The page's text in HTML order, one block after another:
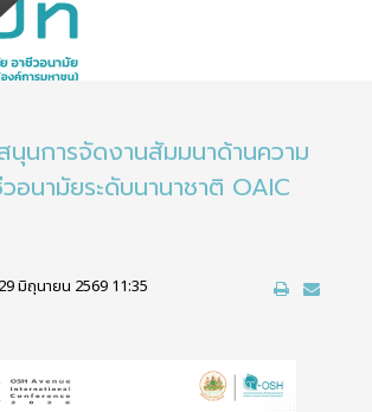
นการจัดงานสัมมนาด้านความ
อนามัยระดับนานาชาติ OAIC
มิถุนายน 2569 11:35